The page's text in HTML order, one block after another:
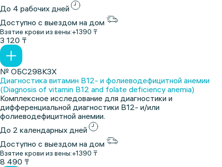
До 4 рабочих дней
Доступно с выездом на дом
Взятие крови из вены:+1390 ₸
3 120 ₸
№ ОБС298КЗХ
Диагностика витамин В12- и фолиеводефицитной анемии
(Diagnosis of vitamin B12 and folate deficiency anemia)
Комплексное исследование для диагностики и
дифференциальной диагностики В12- и/или
фолиеводефицитной анемии.
До 2 календарных дней
Доступно с выездом на дом
Взятие крови из вены:+1390 ₸
8 490 ₸